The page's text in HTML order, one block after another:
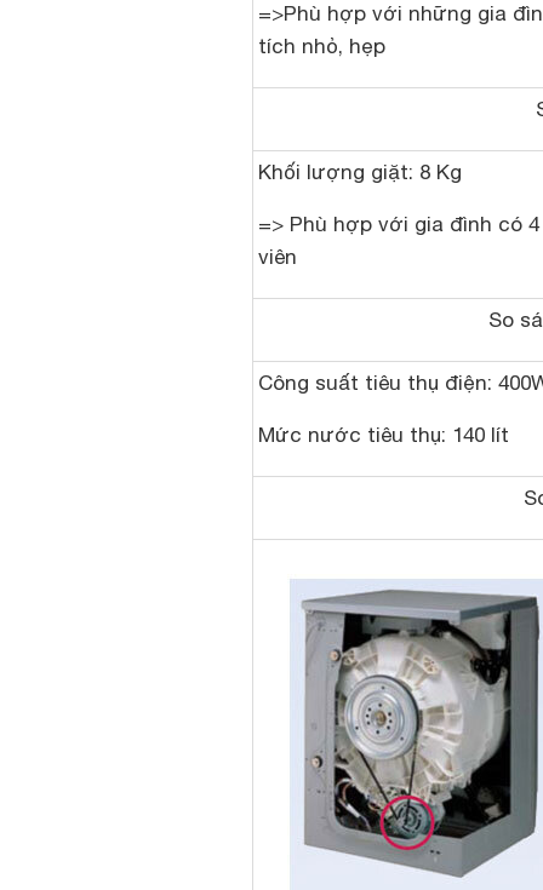
=>Phù hợp với những gia
tích nhỏ, hẹp
Khối lượng giặt: 8 Kg
=> Phù hợp với gia đình có
viên
So
Công suất tiêu thụ điện:
Mức nước tiêu thụ: 140 lít